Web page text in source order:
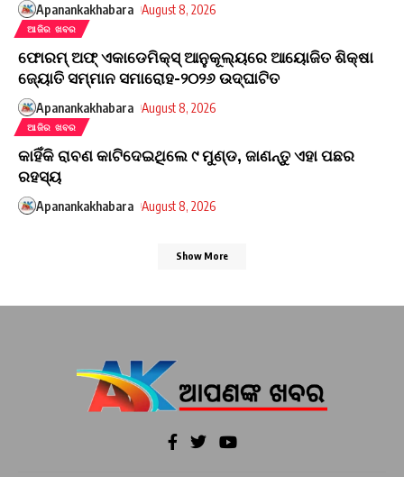
Apanankakhabara August 8, 2026
ଆଜିର ଖବର
ଫୋରମ୍ ଅଫ୍ ଏକାଡେମିକ୍ସ୍ ଆନୁକୂଲ୍ୟରେ ଆୟୋଜିତ ଶିକ୍ଷା
ଜ୍ୟୋତି ସମ୍ମାନ ସମାରୋହ-୨୦୨୬ ଉଦ୍ଘାଟିତ
Apanankakhabara August 8, 2026
ଆଜିର ଖବର
କାହିଁକି ରାବଣ କାଟିଦେଇଥିଲେ ୯ ମୁଣ୍ଡ, ଜାଣନ୍ତୁ ଏହା ପଛର
ରହସ୍ୟ
Apanankakhabara August 8, 2026
Show More